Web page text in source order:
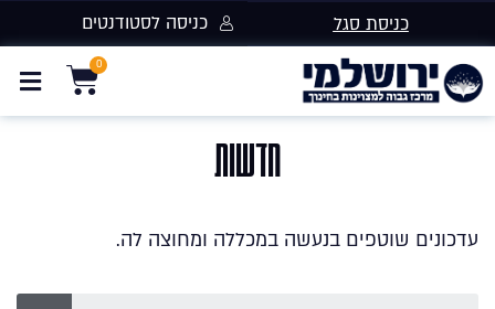
כניסת סגל כניסה לסטודנטים
חדשות
עדכונים שוטפים בנעשה במכללה ומחוצה לה.